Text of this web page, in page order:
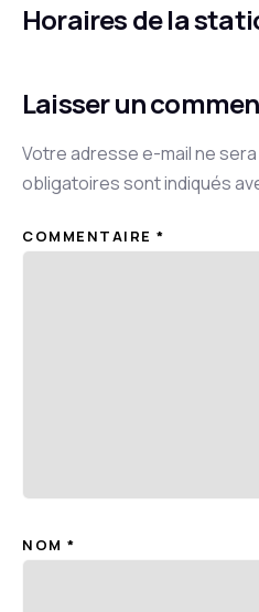
Horaires de la
Laisser un
Votre adresse e-mail ne
obligatoires sont indiqués
COMMENTAIRE *
NOM *